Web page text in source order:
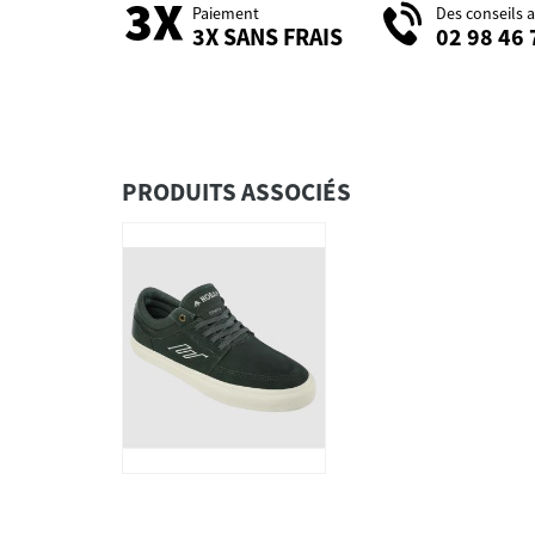
Paiement
3X SANS FRAIS
Des conseils
02 98 46
PRODUITS ASSOCIÉS